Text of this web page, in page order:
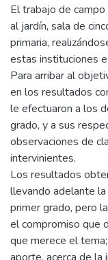
El trabajo de
al jardín, sala de
primaria,
estas instituciones
Para arribar al
en los resultados
le efectuaron a los
grado, y a sus
observaciones de
intervinientes.
Los resultados
llevando adelante
primer grado, pero
el compromiso que
que merece el